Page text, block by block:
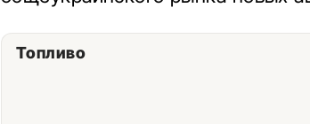
Топливо